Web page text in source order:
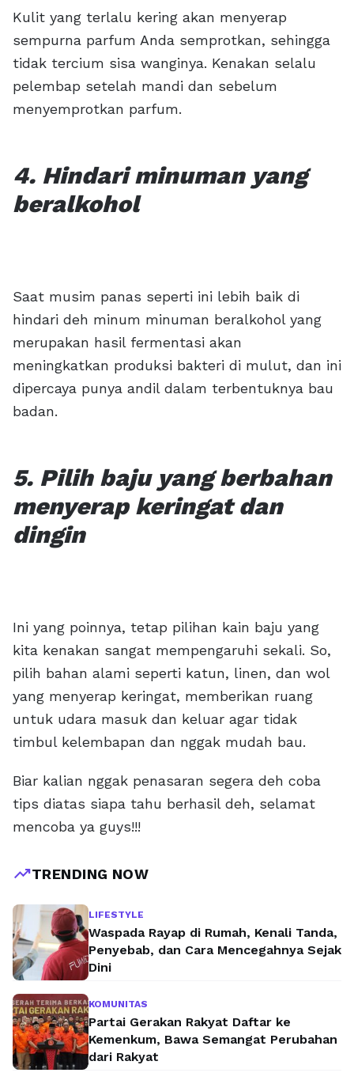
Kulit yang terlalu kering akan menyerap
sempurna parfum Anda semprotkan, sehingga
tidak tercium sisa wanginya. Kenakan selalu
pelembap setelah mandi dan sebelum
menyemprotkan parfum.
4. Hindari minuman yang
beralkohol
Saat musim panas seperti ini lebih baik di
hindari deh minum minuman beralkohol yang
merupakan hasil fermentasi akan
meningkatkan produksi bakteri di mulut, dan ini
dipercaya punya andil dalam terbentuknya bau
badan.
5. Pilih baju yang berbahan
menyerap keringat dan
dingin
Ini yang poinnya, tetap pilihan kain baju yang
kita kenakan sangat mempengaruhi sekali. So,
pilih bahan alami seperti katun, linen, dan wol
yang menyerap keringat, memberikan ruang
untuk udara masuk dan keluar agar tidak
timbul kelembapan dan nggak mudah bau.
Biar kalian nggak penasaran segera deh coba
tips diatas siapa tahu berhasil deh, selamat
mencoba ya guys!!!
trending_upTRENDING NOW
LIFESTYLE
Waspada Rayap di Rumah, Kenali Tanda,
Penyebab, dan Cara Mencegahnya Sejak
Dini
KOMUNITAS
Partai Gerakan Rakyat Daftar ke
Kemenkum, Bawa Semangat Perubahan
dari Rakyat